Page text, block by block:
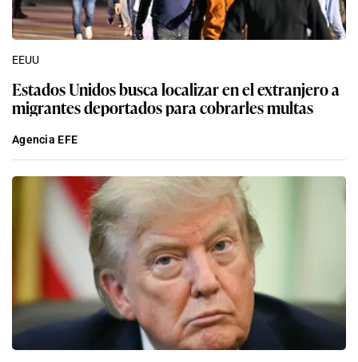
EEUU
Estados Unidos busca localizar en el extranjero a
migrantes deportados para cobrarles multas
Agencia EFE